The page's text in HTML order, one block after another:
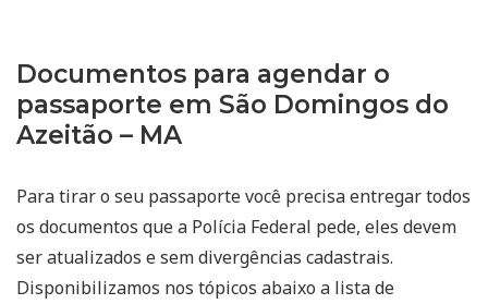
Documentos para agendar o
passaporte em São Domingos do
Azeitão – MA
Para tirar o seu passaporte você precisa entregar todos
os documentos que a Polícia Federal pede, eles devem
ser atualizados e sem divergências cadastrais.
Disponibilizamos nos tópicos abaixo a lista de